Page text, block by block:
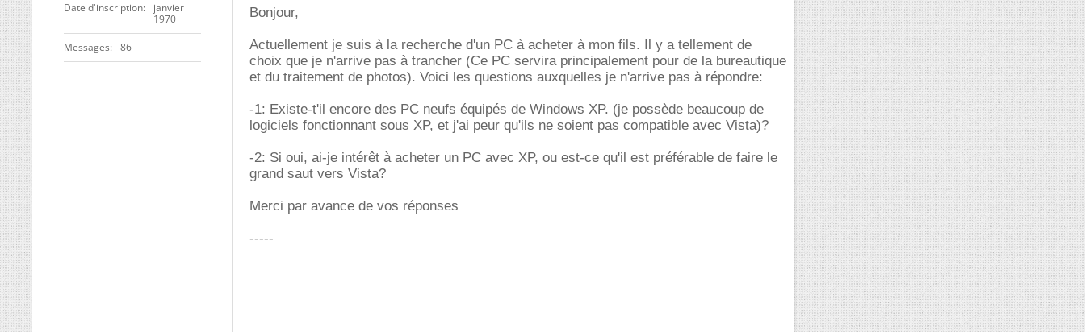
Date d'inscription
janvier
1970
Messages 86
Bonjour,
Actuellement je suis à la recherche d'un PC à acheter à mon fils. Il y a tellement de
choix que je n'arrive pas à trancher (Ce PC servira principalement pour de la bureautique
et du traitement de photos). Voici les questions auxquelles je n'arrive pas à répondre:
-1: Existe-t'il encore des PC neufs équipés de Windows XP. (je possède beaucoup de
logiciels fonctionnant sous XP, et j'ai peur qu'ils ne soient pas compatible avec Vista)?
-2: Si oui, ai-je intérêt à acheter un PC avec XP, ou est-ce qu'il est préférable de faire le
grand saut vers Vista?
Merci par avance de vos réponses
-----